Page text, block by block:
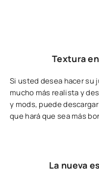
Textura
Si usted desea hacer su
mucho más realista y
y mods, puede
que hará que sea más
La nueva